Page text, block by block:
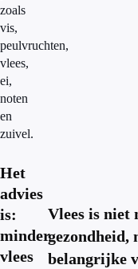
zoals
vis,
peulvruchten,
vlees,
ei,
noten
en
zuivel.
Het
advies
is:
minder
vlees
Vlees is niet
gezondheid,
belangrijke